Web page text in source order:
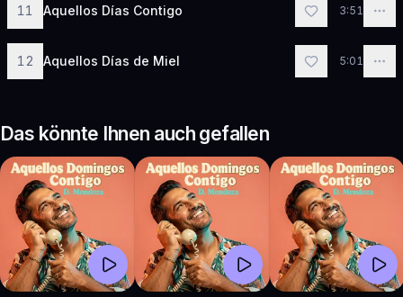
11 Aquellos Días Contigo 3:51
12 Aquellos Días de Miel 5:01
Das könnte Ihnen auch gefallen